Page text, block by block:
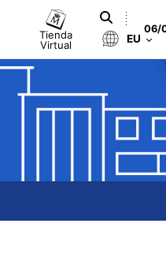
Tienda
Virtual
06/
EU